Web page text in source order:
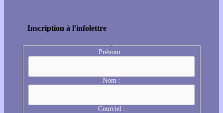
Inscription à l'infolettre
Prénom :
Nom :
Courriel :